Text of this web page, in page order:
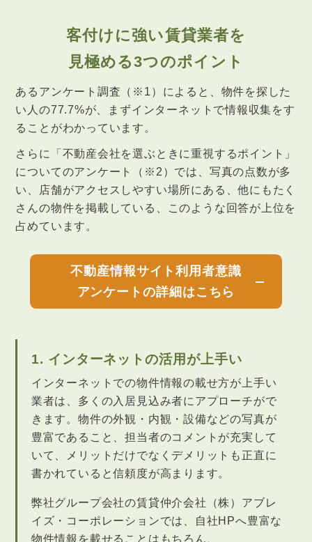
客付けに強い賃貸業者を
見極める3つのポイント
あるアンケート調査（※1）によると、物件を探した
い人の77.7%が、
まずインターネットで情報収集をす
ることがわかっています。
さらに「不動産会社を選ぶときに重視するポイント」
についてのアンケート（※2）では、写真の点数が多
い、店舗がアクセスしやすい場所にある、他にもたく
さんの物件を掲載している、このような回答が上位を
占めています。
不動産情報サイト利用者意識
アンケートの詳細はこちら
1. インターネットの活用が上手い
インターネットでの物件情報の載せ方が上手い
業者は、多くの入居見込み者にアプローチがで
きます。物件の外観・内観・設備などの写真が
豊富であること、担当者のコメントが充実して
いて、メリットだけでなくデメリットも正直に
書かれていると信頼度が高まります。
弊社グループ会社の賃貸仲介会社（株）アブレ
イズ・コーポレーションでは、自社HPへ豊富な
物件情報を載せることはもちろん、